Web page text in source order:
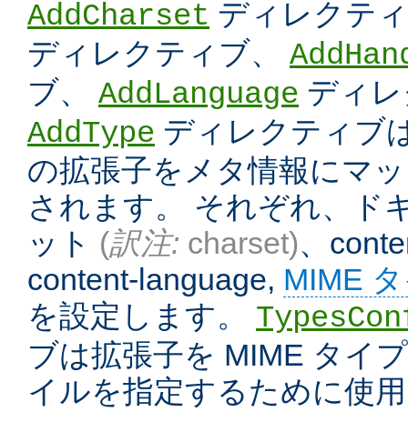
AddCharset ディレクテ
ディレクティブ、
ブ、 AddLanguage ディ
AddType ディレクティブ
の拡張子をメタ情報にマ
されます。 それぞれ、ド
ット (訳注: charset)、
content-language, MIME
を設定します。
ブは拡張子を MIME タイ
イルを指定するために使